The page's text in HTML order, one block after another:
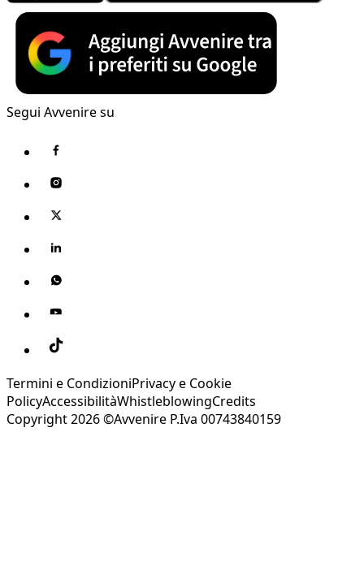
Segui Avvenire su
Termini e CondizioniPrivacy e Cookie
PolicyAccessibilitàWhistleblowingCredits
Copyright 2026 ©Avvenire P.Iva 00743840159